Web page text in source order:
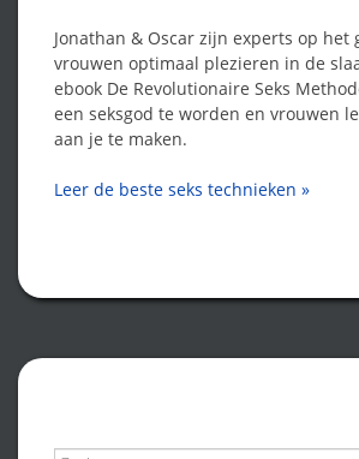
Jonathan & Oscar zijn experts op het
vrouwen optimaal plezieren in de
ebook De Revolutionaire Seks
een seksgod te worden en vrouwen
aan je te maken.
Leer de beste seks technieken »